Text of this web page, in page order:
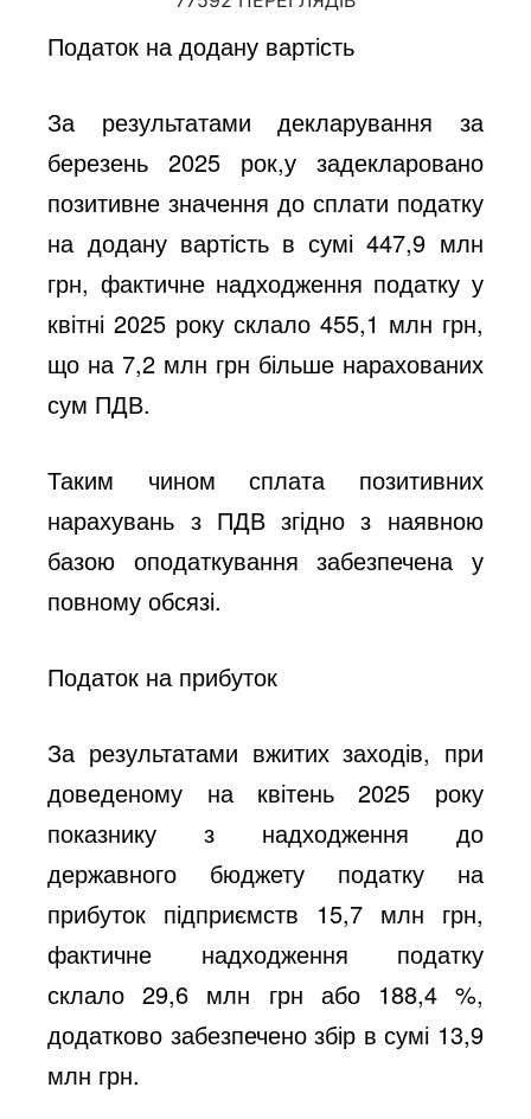
Податок на додану вартість
За результатами декларування за
березень 2025 рок,у задекларовано
позитивне значення до сплати податку
на додану вартість в сумі 447,9 млн
грн, фактичне надходження податку у
квітні 2025 року склало 455,1 млн грн,
що на 7,2 млн грн більше нарахованих
сум ПДВ.
Таким чином сплата позитивних
нарахувань з ПДВ згідно з наявною
базою оподаткування забезпечена у
повному обсязі.
Податок на прибуток
За результатами вжитих заходів, при
доведеному на квітень 2025 року
показнику з надходження до
державного бюджету податку на
прибуток підприємств 15,7 млн грн,
фактичне надходження податку
склало 29,6 млн грн або 188,4 %,
додатково забезпечено збір в сумі 13,9
млн грн.